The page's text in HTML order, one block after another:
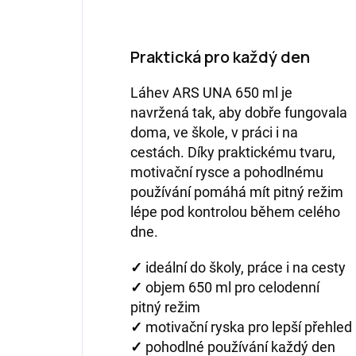
Praktická pro každý den
Láhev ARS UNA 650 ml je
navržená tak, aby dobře fungovala
doma, ve škole, v práci i na
cestách. Díky praktickému tvaru,
motivační rysce a pohodlnému
používání pomáhá mít pitný režim
lépe pod kontrolou během celého
dne.
✓ ideální do školy, práce i na cesty
✓ objem 650 ml pro celodenní
pitný režim
✓ motivační ryska pro lepší přehled
✓ pohodlné používání každý den